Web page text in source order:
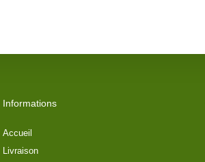
Informations
Accueil
Livraison